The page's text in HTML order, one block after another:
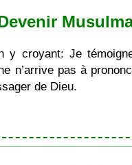
y croyant: Je
n’arrive pas à
de Dieu.